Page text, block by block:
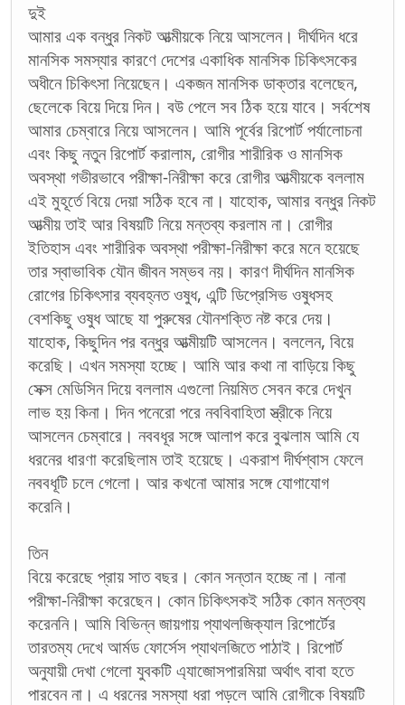
দুই
আমার এক বন্ধুর নিকট আত্মীয়কে নিয়ে আসলেন। দীর্ঘদিন ধরে
মানসিক সমস্যার কারণে দেশের একাধিক মানসিক চিকিৎসকের
অধীনে চিকিৎসা নিয়েছেন। একজন মানসিক ডাক্তার বলেছেন,
ছেলেকে বিয়ে দিয়ে দিন। বউ পেলে সব ঠিক হয়ে যাবে। সর্বশেষ
আমার চেম্বারে নিয়ে আসলেন। আমি পূর্বের রিপোর্ট পর্যালোচনা
এবং কিছু নতুন রিপোর্ট করালাম, রোগীর শারীরিক ও মানসিক
অবস্থা গভীরভাবে পরীক্ষা-নিরীক্ষা করে রোগীর আত্মীয়কে বললাম
এই মুহূর্তে বিয়ে দেয়া সঠিক হবে না। যাহোক, আমার বন্ধুর নিকট
আত্মীয় তাই আর বিষয়টি নিয়ে মন্তব্য করলাম না। রোগীর
ইতিহাস এবং শারীরিক অবস্থা পরীক্ষা-নিরীক্ষা করে মনে হয়েছে
তার স্বাভাবিক যৌন জীবন সম্ভব নয়। কারণ দীর্ঘদিন মানসিক
রোগের চিকিৎসার ব্যবহ্নত ওষুধ, এন্টি ডিপ্রেসিভ ওষুধসহ
বেশকিছু ওষুধ আছে যা পুরুষের যৌনশক্তি নষ্ট করে দেয়।
যাহোক, কিছুদিন পর বন্ধুর আত্মীয়টি আসলেন। বললেন, বিয়ে
করেছি। এখন সমস্যা হচ্ছে। আমি আর কথা না বাড়িয়ে কিছু
সেক্স মেডিসিন দিয়ে বললাম এগুলো নিয়মিত সেবন করে দেখুন
লাভ হয় কিনা। দিন পনেরো পরে নববিবাহিতা স্ত্রীকে নিয়ে
আসলেন চেম্বারে। নববধূর সঙ্গে আলাপ করে বুঝলাম আমি যে
ধরনের ধারণা করেছিলাম তাই হয়েছে। একরাশ দীর্ঘশ্বাস ফেলে
নববধূটি চলে গেলো। আর কখনো আমার সঙ্গে যোগাযোগ
করেনি।
তিন
বিয়ে করেছে প্রায় সাত বছর। কোন সন্তান হচ্ছে না। নানা
পরীক্ষা-নিরীক্ষা করেছেন। কোন চিকিৎসকই সঠিক কোন মন্তব্য
করেননি। আমি বিভিন্ন জায়গায় প্যাথলজিক্যাল রিপোর্টের
তারতম্য দেখে আর্মড ফোর্সেস প্যাথলজিতে পাঠাই। রিপোর্ট
অনুযায়ী দেখা গেলো যুবকটি এ্যাজোসপারমিয়া অর্থাৎ বাবা হতে
পারবেন না। এ ধরনের সমস্যা ধরা পড়লে আমি রোগীকে বিষয়টি